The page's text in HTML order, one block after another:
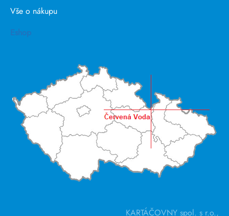
Vše o nákupu
Eshop
KARTÁČOVNY spol. s r.o.,